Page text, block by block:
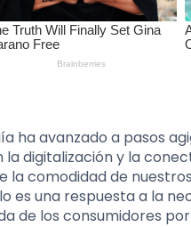
ha avanzado a pasos
la digitalización y la
la comodidad de
es una respuesta a la
de los consumidores